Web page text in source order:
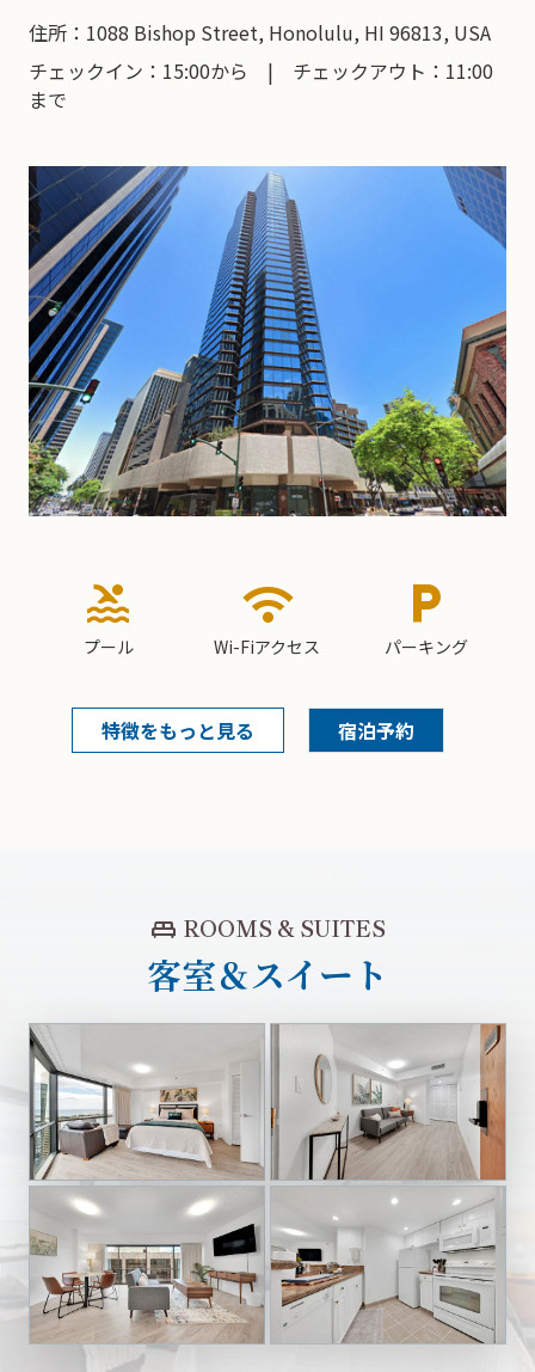
住所：1088 Bishop Street, Honolulu, HI 96813, USA
チェックイン：15:00から | チェックアウト：11:00
まで
pool
プール
wifi
Wi-Fiアクセス
local_parking
パーキング
特徴をもっと見る 宿泊予約
king_bed ROOMS & SUITES
客室＆スイート